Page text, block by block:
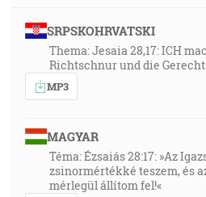
SRPSKOHRVATSKI
Thema: Jesaia 28,17: ICH
Richtschnur und die
MP3
MAGYAR
Téma: Ézsaiás 28:17: »Az
zsinormértékké teszem, és
mérlegül állítom fel!«